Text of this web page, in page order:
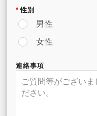
性別
男性
女性
連絡事項